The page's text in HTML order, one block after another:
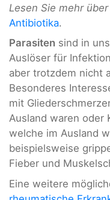
Lesen Sie mehr
Antibiotika.
Parasiten sind in
Auslöser für
aber trotzdem nicht
Besonderes
mit
Ausland waren oder
welche im Ausland
beispielsweise
Fieber und
Eine weitere